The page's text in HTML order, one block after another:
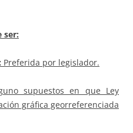
ser:
Preferida por legislador.
supuestos en que Ley
gráfica georreferenciada